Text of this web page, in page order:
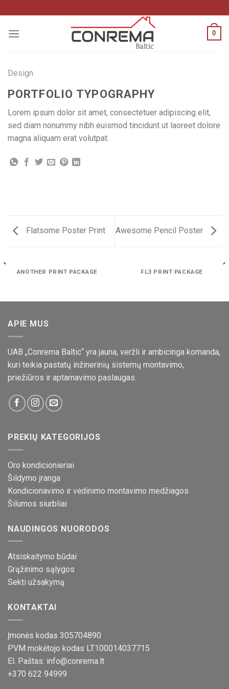
prie
turinio
0
Design
PORTFOLIO TYPOGRAPHY
Lorem ipsum dolor sit amet, consectetuer adipiscing elit,
sed diam nonummy nibh euismod tincidunt ut laoreet dolore
magna aliquam erat volutpat.
Flatsome Poster Print Awesome Pencil Poster
ANOTHER PRINT PACKAGE FL3 PRINT PACKAGE
APIE MUS
UAB „Conrema Baltic“ yra jauna, veržli ir ambicinga komanda,
kuri teikia pastatų inžinerinių sistemų montavimo,
priežiūros ir aptarnavimo paslaugas.
PREKIŲ KATEGORIJOS
Oro kondicionieriai
Šildymo įranga
Kondicionavimo ir vėdinimo montavimo medžiagos
Šilumos siurbliai
NAUDINGOS NUORODOS
Atsiskaitymo būdai
Grąžinimo sąlygos
Sekti užsakymą
KONTAKTAI
Įmonės kodas 305704890
PVM mokėtojo kodas LT100014037715
El. Paštas: info@conrema.lt
+370 622 94999